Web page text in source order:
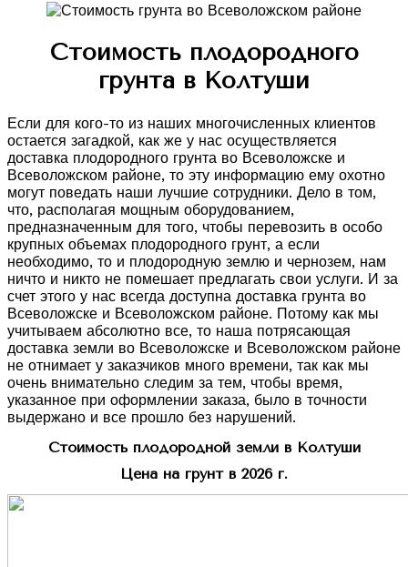
Стоимость плодородного
грунта в Колтуши
Если для кого-то из наших многочисленных клиентов
остается загадкой, как же у нас осуществляется
доставка плодородного грунта во Всеволожске и
Всеволожском районе, то эту информацию ему охотно
могут поведать наши лучшие сотрудники. Дело в том,
что, располагая мощным оборудованием,
предназначенным для того, чтобы перевозить в особо
крупных объемах плодородного грунт, а если
необходимо, то и плодородную землю и чернозем, нам
ничто и никто не помешает предлагать свои услуги. И за
счет этого у нас всегда доступна доставка грунта во
Всеволожске и Всеволожском районе. Потому как мы
учитываем абсолютно все, то наша потрясающая
доставка земли во Всеволожске и Всеволожском районе
не отнимает у заказчиков много времени, так как мы
очень внимательно следим за тем, чтобы время,
указанное при оформлении заказа, было в точности
выдержано и все прошло без нарушений.
Стоимость плодородной земли в Колтуши
Цена на грунт в 2026 г.